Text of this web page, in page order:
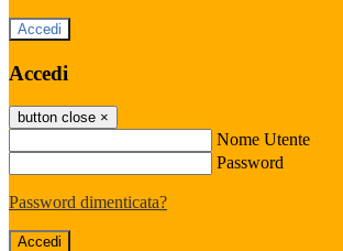
Accedi
Accedi
button close ×
Nome Utente
Password
Password dimenticata?